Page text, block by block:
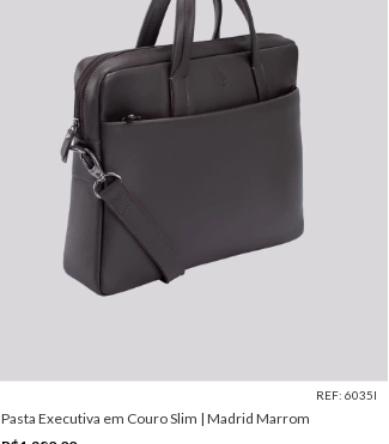
REF: 6035I
Pasta Executiva em Couro Slim | Madrid Marrom